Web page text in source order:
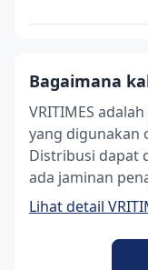
Bagaimana
VRITIMES
yang digunakan
Distribusi dapat
ada jaminan
Lihat detail